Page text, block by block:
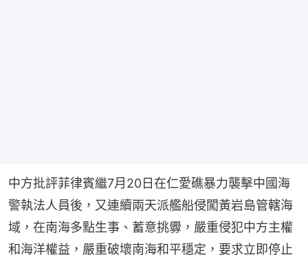
中方批評菲律賓繼7月20日在仁愛礁暴力襲擊中國海
警執法人員後，又連續兩天派艦船侵闖黃岩島管轄海
域，在南海多點生事、蓄意挑釁，嚴重侵犯中方主權
和海洋權益，嚴重破壞南海和平穩定，要求立即停止